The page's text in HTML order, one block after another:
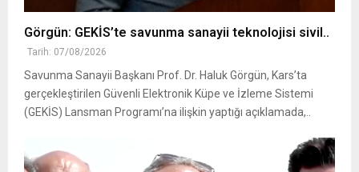
Görgün: GEKİS’te savunma sanayii teknolojisi sivil..
Tarih: 07/08/2026
Savunma Sanayii Başkanı Prof. Dr. Haluk Görgün, Kars’ta
gerçekleştirilen Güvenli Elektronik Küpe ve İzleme Sistemi
(GEKİS) Lansman Programı’na ilişkin yaptığı açıklamada,..